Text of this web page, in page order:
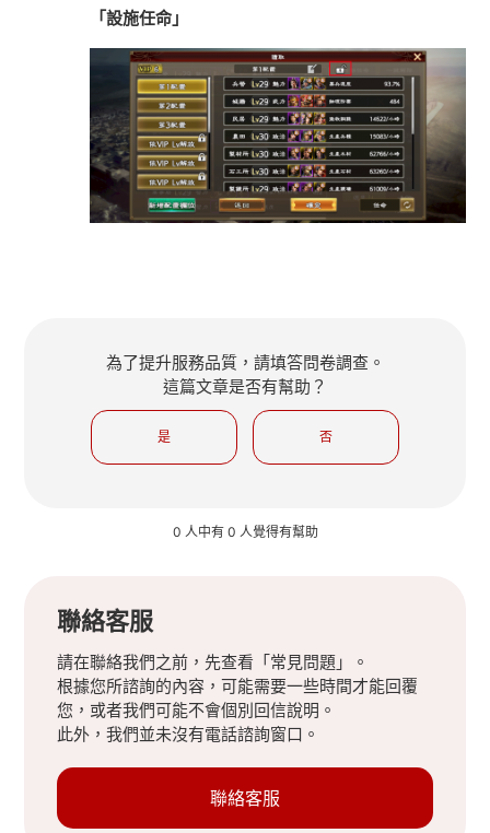
「設施任命」
為了提升服務品質，請填答問卷調查。
這篇文章是否有幫助？
是 否
0 人中有 0 人覺得有幫助
聯絡客服
請在聯絡我們之前，先查看「常見問題」。
根據您所諮詢的內容，可能需要一些時間才能回覆
您，或者我們可能不會個別回信說明。
此外，我們並未沒有電話諮詢窗口。
聯絡客服